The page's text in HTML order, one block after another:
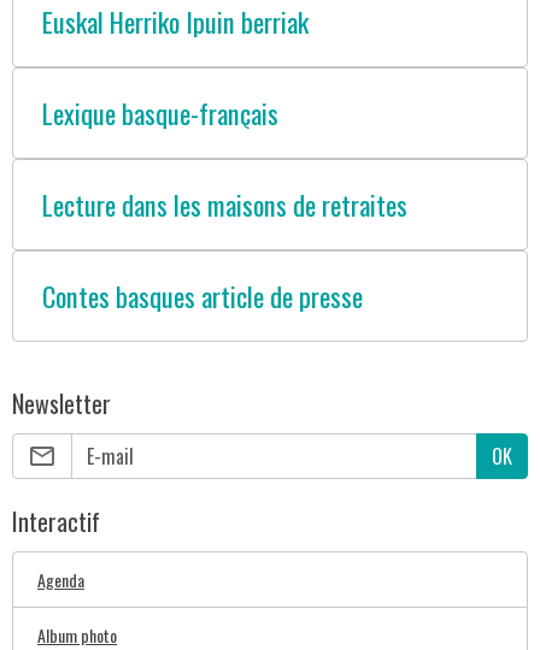
Euskal Herriko Ipuin berriak
Lexique basque-français
Lecture dans les maisons de retraites
Contes basques article de presse
Newsletter
OK
Interactif
Agenda
Album photo